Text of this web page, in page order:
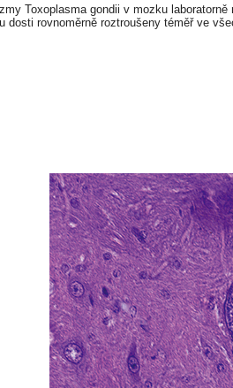
Toxoplasma gondii v mozku
dosti rovnoměrně roztroušeny téměř ve